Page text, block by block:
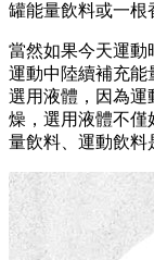
罐能量飲料或一根
當然如果今天運動
運動中陸續補充能
選用液體，因為運
燥，選用液體不僅
量飲料、運動飲料